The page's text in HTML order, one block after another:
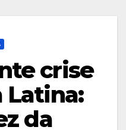
crise
Latina:
da